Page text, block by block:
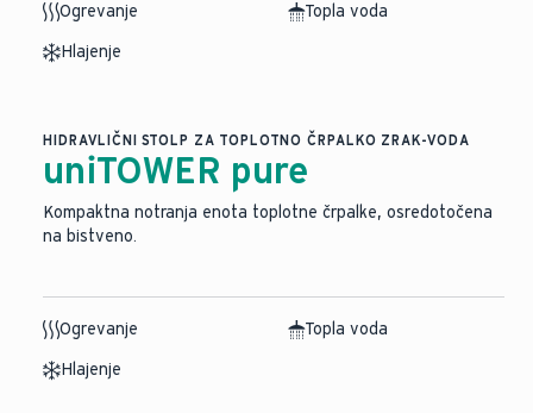
Ogrevanje
Topla voda
Hlajenje
HIDRAVLIČNI STOLP ZA TOPLOTNO ČRPALKO ZRAK-VODA
uniTOWER pure
Kompaktna notranja enota toplotne črpalke, osredotočena
na bistveno.
Ogrevanje
Topla voda
Hlajenje